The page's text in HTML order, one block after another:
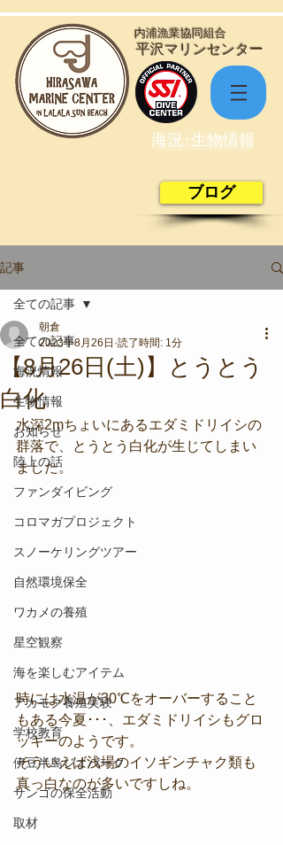
​平沢マリンセンター
​内浦漁業協同組合
海況･生物情報
ブログ
記事
全ての記事
海況情報
生物情報
お知らせ
陸上の話
ファンダイビング
コロマガプロジェクト
スノーケリングツアー
自然環境保全
ワカメの養殖
星空観察
海を楽しむアイテム
アカモク養殖実験
学校教育
伊豆半島ジオパーク
サンゴの保全活動
取材
全ての記事
【8月26日(土)】とうとう
白化
朝倉
2023年8月26日 読了時間: 1分
水深2mちょいにあるエダミドリイシの
群落で、とうとう白化が生じてしまい
ました。
時には水温が30℃をオーバーすること
もある今夏･･･、エダミドリイシもグロ
ッキーのようです。
そういえば浅場のイソギンチャク類も
真っ白なのが多いですしね。